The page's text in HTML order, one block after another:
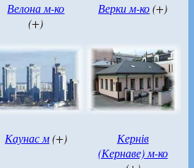
Велона м-ко
(+)
Верки м-ко(+)
Каунас м(+)
Кернів
(Кернаве) м-ко